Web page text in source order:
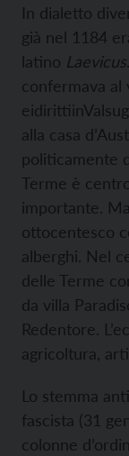
In dialetto
già nel 1184
latino Laevicus
confermava al
alla casa
politicamente
Terme è
importante.
ottocentesco
alberghi. Nel
delle Terme
da villa
Redentore.
agricoltura,
Lo stemma
fascista (31
colonne